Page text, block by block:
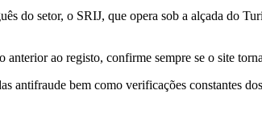
do setor, o SRIJ, que opera sob a alçada do
ao registo, confirme sempre se o site
antifraude bem como verificações constantes